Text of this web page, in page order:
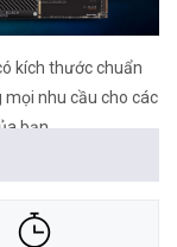
kích thước chuẩn
mọi nhu cầu cho các
bạn.
1 lúc sẽ không